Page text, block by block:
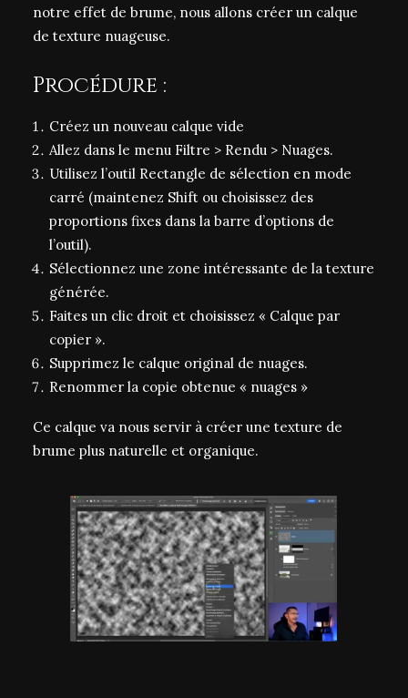
notre effet de brume, nous allons créer un calque
de texture nuageuse.
Procédure :
Créez un nouveau calque vide
Allez dans le menu Filtre > Rendu > Nuages.
Utilisez l’outil Rectangle de sélection en mode
carré (maintenez Shift ou choisissez des
proportions fixes dans la barre d’options de
l’outil).
Sélectionnez une zone intéressante de la texture
générée.
Faites un clic droit et choisissez « Calque par
copier ».
Supprimez le calque original de nuages.
Renommer la copie obtenue « nuages »
Ce calque va nous servir à créer une texture de
brume plus naturelle et organique.